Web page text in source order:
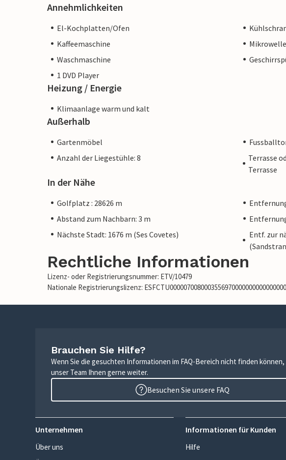
Annehmlichkeiten
El-Kochplatten/Ofen
Kaffeemaschine
Mikrowelle
Waschmaschine
1 DVD Player
Heizung / Energie
Klimaanlage warm und kalt
Außerhalb
Gartenmöbel
Anzahl der Liegestühle: 8
Terrasse
Terrasse
In der Nähe
Golfplatz : 28626 m
Abstand zum Nachbarn: 3 m
Nächste Stadt: 1676 m (Ses Covetes)
Entf. zur
Rechtliche Informationen
Lizenz- oder Registrierungsnummer: ETV/10479
Nationale Registrierungslizenz:
Brauchen Sie Hilfe?
Wenn Sie die gesuchten Informationen im FAQ-Bereich nicht finden
unser Team Ihnen gerne weiter.
Besuchen Sie unsere FAQ
Unternehmen
Über uns
Informationen für Kunden
Hilfe